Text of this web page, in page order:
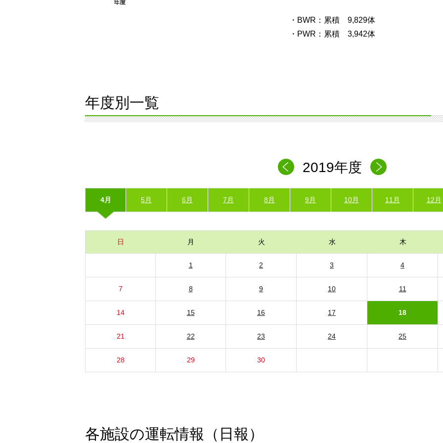
・BWR：累積 9,829体
・PWR：累積 3,942体
年度別一覧
2019年度
4月 5月 6月 7月 8月 9月 10月 11月 12月
日 月 火 水 木
1 2 3 4
7 8 9 10 11
14 15 16 17 18
21 22 23 24 25
28 29 30
各施設の運転情報（日報）